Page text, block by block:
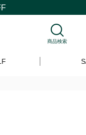
商品検索